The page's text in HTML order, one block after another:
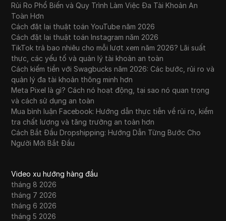
Rủi Ro Phổ Biến và Quy Trình Làm Việc Đa Tài Khoản An
Toàn Hơn
Cách đặt lại thuật toán YouTube năm 2026
Cách đặt lại thuật toán Instagram năm 2026
TikTok trả bao nhiêu cho mỗi lượt xem năm 2026? Lãi suất
thực, các yếu tố và quản lý tài khoản an toàn
Cách kiếm tiền với Swagbucks năm 2026: Các bước, rủi ro và
quản lý đa tài khoản thông minh hơn
Meta Pixel là gì? Cách nó hoạt động, tại sao nó quan trọng
và cách sử dụng an toàn
Mua bình luận Facebook: Hướng dẫn thực tiễn về rủi ro, kiểm
tra chất lượng và tăng trưởng an toàn hơn
Cách Bắt Đầu Dropshipping: Hướng Dẫn Từng Bước Cho
Người Mới Bắt Đầu
Video xu hướng hàng đầu
tháng 8 2026
tháng 7 2026
tháng 6 2026
tháng 5 2026